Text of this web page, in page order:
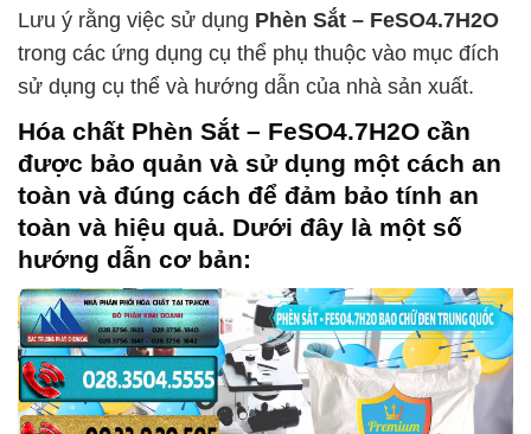
Lưu ý rằng việc sử dụng Phèn Sắt – FeSO4.7H2O
trong các ứng dụng cụ thể phụ thuộc vào mục đích
sử dụng cụ thể và hướng dẫn của nhà sản xuất.
Hóa chất Phèn Sắt – FeSO4.7H2O cần
được bảo quản và sử dụng một cách an
toàn và đúng cách để đảm bảo tính an
toàn và hiệu quả. Dưới đây là một số
hướng dẫn cơ bản: